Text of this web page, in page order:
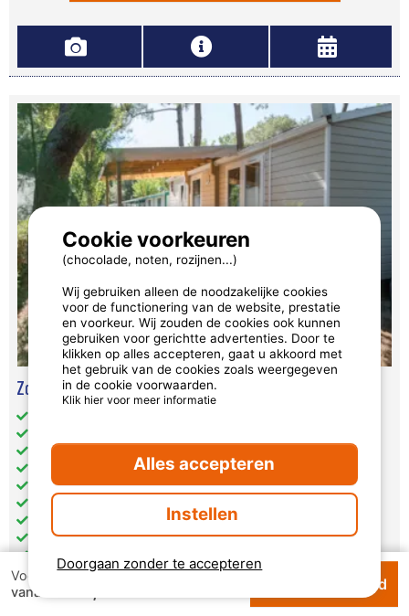
Voor 1 week
vanaf Beschikbhaarheid
Zondag - Dune 29M² - 2 Kamers + Terras
Huisdieren: geaccepteerd onder voorwaarden
Aparte slaapkamers: 2
Slaapplaatsen buiten slaapkamers: 1
Keuken: 1
toilet: 1
Verwarming
Televisie
Doorgaan zonder te accepteren
Cookie voorkeuren
(chocolade, noten, rozijnen...)
Wij gebruiken alleen de noodzakelijke cookies
voor de functionering van de website, prestatie
en voorkeur. Wij zouden de cookies ook kunnen
gebruiken voor gerichtte advertenties. Door te
klikken op alles accepteren, gaat u akkoord met
het gebruik van de cookies zoals weergegeven
in de cookie voorwaarden.
Klik hier voor meer informatie
Alles accepteren
Instellen